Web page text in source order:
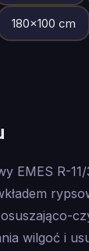
180×100 cm
EMES R-
wilgoć i